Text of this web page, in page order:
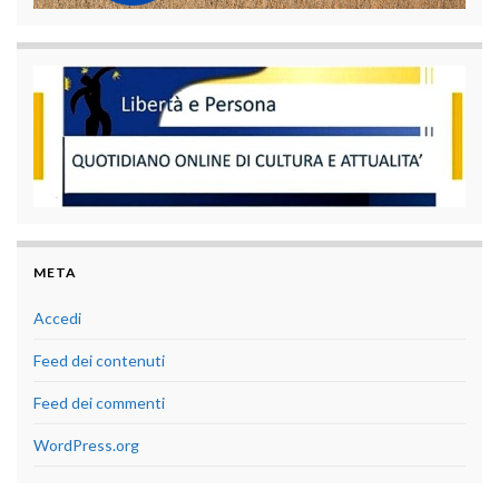
META
Accedi
Feed dei contenuti
Feed dei commenti
WordPress.org